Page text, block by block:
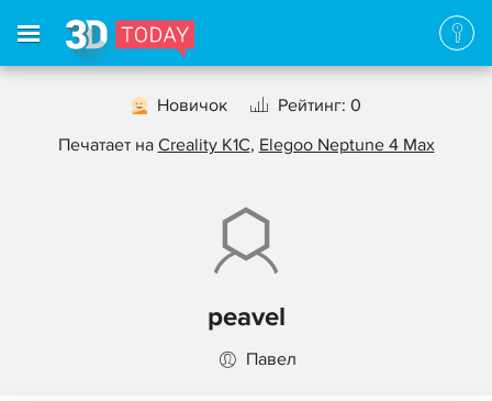
Новичок
Рейтинг: 0
Печатает на Creality K1C, Elegoo Neptune 4 Max
peavel
Павел